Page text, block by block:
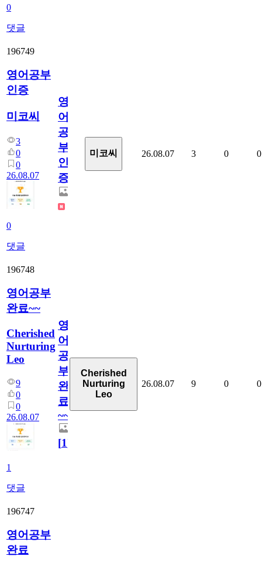
0
댓글
196749
영어공부
인증
미코씨
3
0
0
26.08.07
0
댓글
영
어
공
부
인
증
미코씨 26.08.07 3 0 0
196748
영어공부
완료~~
Cherished
Nurturing
Leo
9
0
0
26.08.07
1
댓글
영
어
공
부
완
료
~~
[1]
Cherished
Nurturing
Leo
26.08.07 9 0 0
196747
영어공부
완료